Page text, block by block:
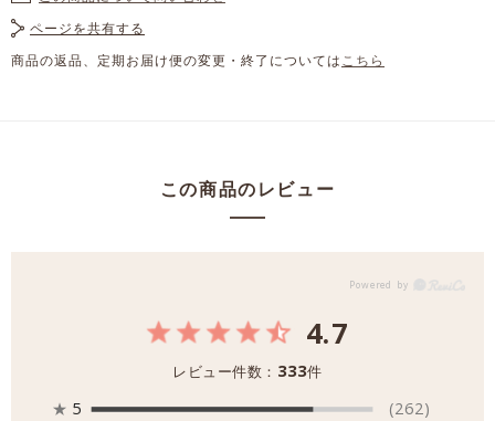
ページを共有する
商品の返品、定期お届け便の変更・終了についてはこちら
この商品のレビュー
4.7
レビュー件数： 333件
★ 5
(262)